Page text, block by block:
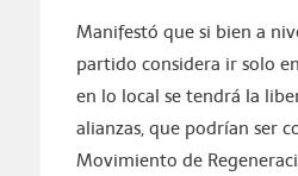
Manifestó que si bien a
partido considera ir solo
en lo local se tendrá la
alianzas, que podrían ser
Movimiento de